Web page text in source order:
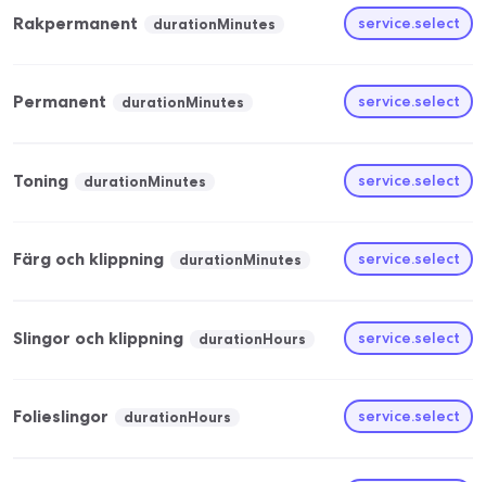
Rakpermanent durationMinutes service.select
Permanent durationMinutes service.select
Toning durationMinutes service.select
Färg och klippning durationMinutes service.select
Slingor och klippning durationHours service.select
Folieslingor durationHours service.select